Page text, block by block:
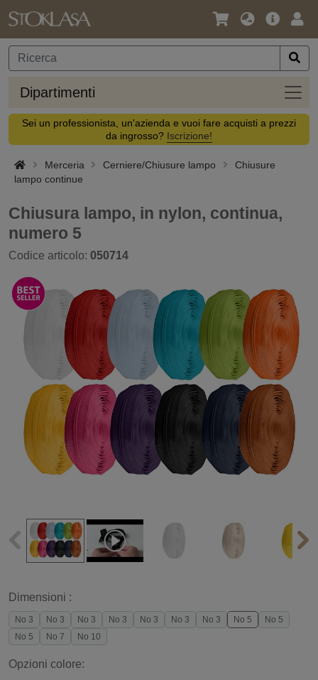
Lingua
Valuta
Offerta
Dipartimenti
Sei un professionista, un'azienda e vuoi fare acquisti a prezzi
da ingrosso? Iscrizione!
Merceria Cerniere/Chiusure lampo
Chiusure
lampo continue
Chiusura lampo, in nylon, continua,
numero 5
Codice articolo: 050714
Dimensioni :
No 3 No 3 No 3 No 3 No 3 No 3 No 3 No 5
No 5
No 5
No 7 No 10
Opzioni colore: